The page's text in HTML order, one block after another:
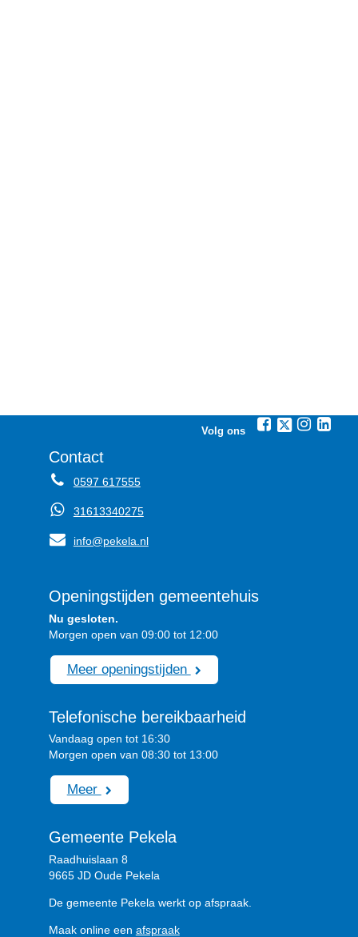
Volg ons
Contact
0597 617555
31613340275
info@pekela.nl
Openingstijden gemeentehuis
Nu gesloten.
Morgen open van 09:00 tot 12:00
Meer openingstijden
Telefonische bereikbaarheid
Vandaag open tot 16:30
Morgen open van 08:30 tot 13:00
Meer
Gemeente Pekela
Raadhuislaan 8
9665 JD Oude Pekela
De gemeente Pekela werkt op afspraak.
Maak online een afspraak